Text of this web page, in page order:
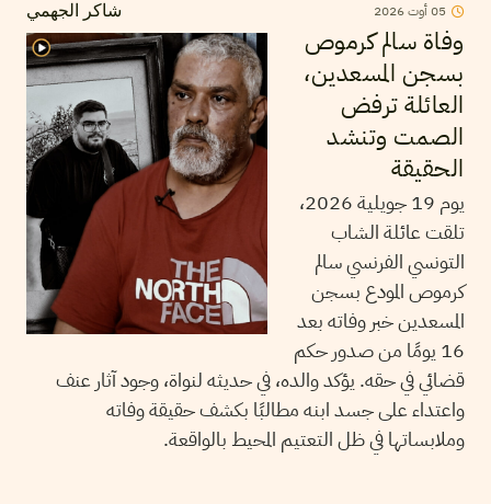
شاكر الجهمي 05أوت2026
وفاة سالم كرموص
بسجن المسعدين،
العائلة ترفض
الصمت وتنشد
الحقيقة
يوم 19 جويلية 2026،
تلقت عائلة الشاب
التونسي الفرنسي سالم
كرموص المودع بسجن
المسعدين خبر وفاته بعد
16 يومًا من صدور حكم
قضائي في حقه. يؤكد والده، في حديثه لنواة، وجود آثار عنف
واعتداء على جسد ابنه مطالبًا بكشف حقيقة وفاته
وملابساتها في ظل التعتيم المحيط بالواقعة.